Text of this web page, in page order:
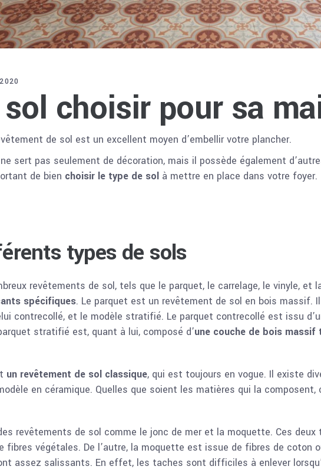
choisir pour sa
de sol est un excellent moyen d’embellir votre plancher.
sert pas seulement de décoration, mais il possède également
de bien choisir le type de sol à mettre en place dans votre foyer.
types de sols
revêtements de sol, tels que le parquet, le carrelage, le vinyle, et
spécifiques. Le parquet est un revêtement de sol en bois
contrecollé, et le modèle stratifié. Le parquet contrecollé est issu
stratifié est, quant à lui, composé d’une couche de bois massif
un revêtement de sol classique, qui est toujours en vogue. Il existe
en céramique. Quelles que soient les matières qui la
revêtements de sol comme le jonc de mer et la moquette. Ces
fibres végétales. De l’autre, la moquette est issue de fibres de coton
assez salissants. En effet, les taches sont difficiles à enlever